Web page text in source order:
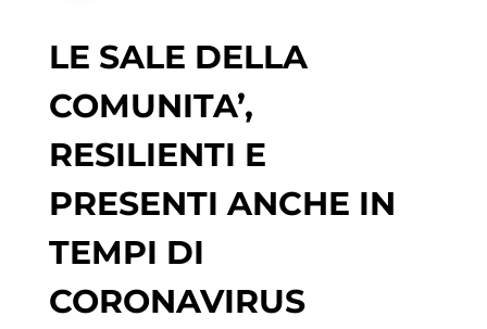
LE SALE DELLA
COMUNITA’,
RESILIENTI E
PRESENTI ANCHE IN
TEMPI DI
CORONAVIRUS